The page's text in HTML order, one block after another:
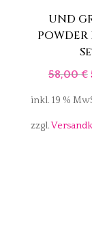
UND
POWDER
58,00€
inkl. 19 %
zzgl.